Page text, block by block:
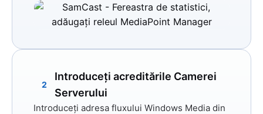
2
Introduceți acreditările Camerei
Serverului
Introduceți adresa fluxului Windows Media din